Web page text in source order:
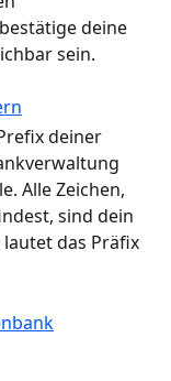
deine
sein.
deiner
Alle Zeichen,
sind dein
das Präfix